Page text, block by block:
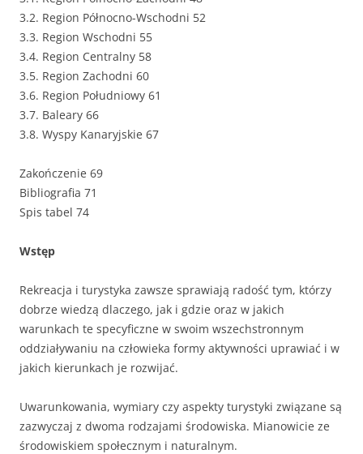
3.2. Region Północno-Wschodni 52
3.3. Region Wschodni 55
3.4. Region Centralny 58
3.5. Region Zachodni 60
3.6. Region Południowy 61
3.7. Baleary 66
3.8. Wyspy Kanaryjskie 67
Zakończenie 69
Bibliografia 71
Spis tabel 74
Wstęp
Rekreacja i turystyka zawsze sprawiają radość tym, którzy
dobrze wiedzą dlaczego, jak i gdzie oraz w jakich
warunkach te specyficzne w swoim wszechstronnym
oddziaływaniu na człowieka formy aktywności uprawiać i w
jakich kierunkach je rozwijać.
Uwarunkowania, wymiary czy aspekty turystyki związane są
zazwyczaj z dwoma rodzajami środowiska. Mianowicie ze
środowiskiem społecznym i naturalnym.